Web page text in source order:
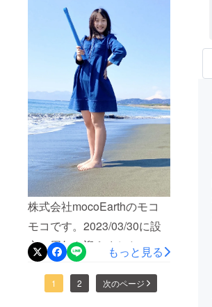
ない。」 マザー・テレサ
もらいました。午後から強
風が吹くことがわかってい
たので、万が一アートはで
きない可能性がありまし
た。当日、朝は曇っていま
したが平塚に近づくにつれ
天気が良くなっていく。富
士山が「ウエルカム！」と
顔を出してくれていまし
た！ワクワクとドキドキで
踊りたくなるほど、嬉しい
気持ちでした。※コウタ担当
の新聞バッグ！参加者が強
度の強さと可愛さとエコで
喜びのコメントをいただい
動を知ってくれた方や、以
前イベントでお世話になっ
た方々がたくさんの方々に
声掛けをしてくださった
り、ずっと変わらず応援し
てくださる方々など。誰も
がなんとなく感じる「生活
が変わっていく」中で、私
たちに支援してくださる
方々がいらっしゃるのか？
と不安にもなりました。た
だ、ただ皆様の想いを受け
取り、「サムトル」を広め
て未来は「光を見なかった
ものが価値ある社会」を目
株式会社mocoEarthのモコ
モコです。2023/03/30に設
立１周年を迎えました！！
クラファンもラストスパー
ト！サムトルの準備もラス
もっと見る
1 2 次のページ